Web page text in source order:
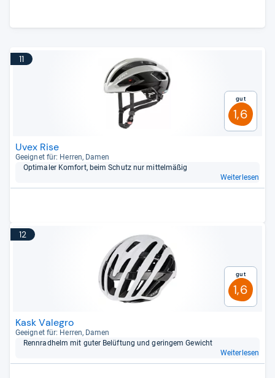
11
Gut
1,6
Uvex Rise
Geeig­net für: Her­ren, Damen
Opti­ma­ler Kom­fort, beim Schutz nur mit­tel­mä­ßig
Weiterlesen
12
Gut
1,6
Kask Valegro
Geeig­net für: Her­ren, Damen
Renn­rad­helm mit guter Belüf­tung und gerin­gem Gewicht
Weiterlesen